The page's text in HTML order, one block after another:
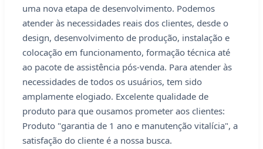
uma nova etapa de desenvolvimento. Podemos
atender às necessidades reais dos clientes, desde o
design, desenvolvimento de produção, instalação e
colocação em funcionamento, formação técnica até
ao pacote de assistência pós-venda. Para atender às
necessidades de todos os usuários, tem sido
amplamente elogiado. Excelente qualidade de
produto para que ousamos prometer aos clientes:
Produto "garantia de 1 ano e manutenção vitalícia", a
satisfação do cliente é a nossa busca.